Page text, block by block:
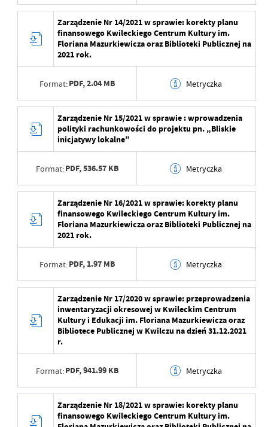
Data ostatniej
aktualizacji
2023-02-15 10:00:22
Ostatnio zaktualizował Anna Woźna
Wytworzył Anna Woźna
Opublikował Anna Woźna
Data ostatniej
aktualizacji
2023-02-15 10:00:22
Ostatnio zaktualizował
Zarządzenie Nr 14/2021 w sprawie: korekty planu
finansowego Kwileckiego Centrum Kultury im.
Floriana Mazurkiewicza oraz Biblioteki Publicznej na
2021 rok.
Format:PDF,2.04 MB Metryczka
Wytworzył Anna Woźna
Data ostatniej
aktualizacji
2023-02-15 10:00:22
Ostatnio zaktualizował
Zarządzenie Nr 15/2021 w sprawie : wprowadzenia
polityki rachunkowości do projektu pn. „Bliskie
inicjatywy lokalne”
Format:PDF,536.57 KB Metryczka
Wytworzył Anna Woźna
Opublikował Anna Woźna
Data ostatniej
aktualizacji
2023-02-15 10:00:22
Ostatnio zaktualizował Anna Woźna
Zarządzenie Nr 16/2021 w sprawie: korekty planu
finansowego Kwileckiego Centrum Kultury im.
Floriana Mazurkiewicza oraz Biblioteki Publicznej na
2021 rok.
Format:PDF, 1.97 MB Metryczka
Wytworzył Anna Woźna
Data opublikowania
Data ostatniej
aktualizacji
2023-02-15 10:00:22
Ostatnio zaktualizował Anna Woźna
Zarządzenie Nr 17/2020 w sprawie: przeprowadzenia
inwentaryzacji okresowej w Kwileckim Centrum
Kultury i Edukacji im. Floriana Mazurkiewicza oraz
Bibliotece Publicznej w Kwilczu na dzień 31.12.2021
r.
Format:PDF,941.99 KB Metryczka
Wytworzył Anna Woźna
Zarządzenie Nr 18/2021 w sprawie: korekty planu
finansowego Kwileckiego Centrum Kultury im.